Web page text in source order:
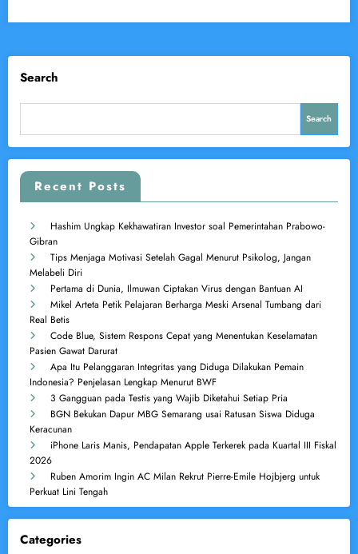
Search
Search
Recent Posts
Hashim Ungkap Kekhawatiran Investor soal Pemerintahan Prabowo-
Gibran
Tips Menjaga Motivasi Setelah Gagal Menurut Psikolog, Jangan
Melabeli Diri
Pertama di Dunia, Ilmuwan Ciptakan Virus dengan Bantuan AI
Mikel Arteta Petik Pelajaran Berharga Meski Arsenal Tumbang dari
Real Betis
Code Blue, Sistem Respons Cepat yang Menentukan Keselamatan
Pasien Gawat Darurat
Apa Itu Pelanggaran Integritas yang Diduga Dilakukan Pemain
Indonesia? Penjelasan Lengkap Menurut BWF
3 Gangguan pada Testis yang Wajib Diketahui Setiap Pria
BGN Bekukan Dapur MBG Semarang usai Ratusan Siswa Diduga
Keracunan
iPhone Laris Manis, Pendapatan Apple Terkerek pada Kuartal III Fiskal
2026
Ruben Amorim Ingin AC Milan Rekrut Pierre-Emile Hojbjerg untuk
Perkuat Lini Tengah
Categories